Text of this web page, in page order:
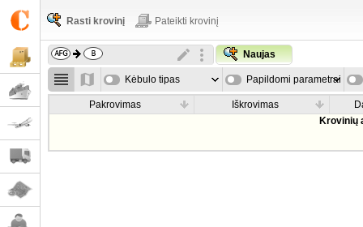
Rasti krovinį Pateikti krovinį
Naujas
Kėbulo tipas Papildomi parametrai
Pakrovimas Iškrovimas
Krovinių